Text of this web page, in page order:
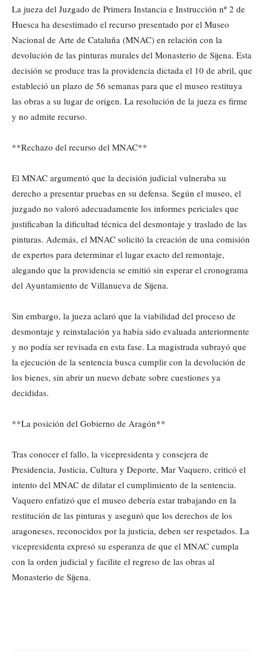
La jueza del Juzgado de Primera Instancia e Instrucción nº 2 de
Huesca ha desestimado el recurso presentado por el Museo
Nacional de Arte de Cataluña (MNAC) en relación con la
devolución de las pinturas murales del Monasterio de Sijena. Esta
decisión se produce tras la providencia dictada el 10 de abril, que
estableció un plazo de 56 semanas para que el museo restituya
las obras a su lugar de origen. La resolución de la jueza es firme
y no admite recurso.
**Rechazo del recurso del MNAC**
El MNAC argumentó que la decisión judicial vulneraba su
derecho a presentar pruebas en su defensa. Según el museo, el
juzgado no valoró adecuadamente los informes periciales que
justificaban la dificultad técnica del desmontaje y traslado de las
pinturas. Además, el MNAC solicitó la creación de una comisión
de expertos para determinar el lugar exacto del remontaje,
alegando que la providencia se emitió sin esperar el cronograma
del Ayuntamiento de Villanueva de Sijena.
Sin embargo, la jueza aclaró que la viabilidad del proceso de
desmontaje y reinstalación ya había sido evaluada anteriormente
y no podía ser revisada en esta fase. La magistrada subrayó que
la ejecución de la sentencia busca cumplir con la devolución de
los bienes, sin abrir un nuevo debate sobre cuestiones ya
decididas.
**La posición del Gobierno de Aragón**
Tras conocer el fallo, la vicepresidenta y consejera de
Presidencia, Justicia, Cultura y Deporte, Mar Vaquero, criticó el
intento del MNAC de dilatar el cumplimiento de la sentencia.
Vaquero enfatizó que el museo debería estar trabajando en la
restitución de las pinturas y aseguró que los derechos de los
aragoneses, reconocidos por la justicia, deben ser respetados. La
vicepresidenta expresó su esperanza de que el MNAC cumpla
con la orden judicial y facilite el regreso de las obras al
Monasterio de Sijena.